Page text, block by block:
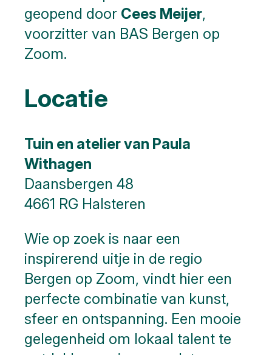
geopend door Cees Meijer,
voorzitter van BAS Bergen op
Zoom.
Locatie
Tuin en atelier van Paula
Withagen
Daansbergen 48
4661 RG Halsteren
Wie op zoek is naar een
inspirerend uitje in de regio
Bergen op Zoom, vindt hier een
perfecte combinatie van kunst,
sfeer en ontspanning. Een mooie
gelegenheid om lokaal talent te